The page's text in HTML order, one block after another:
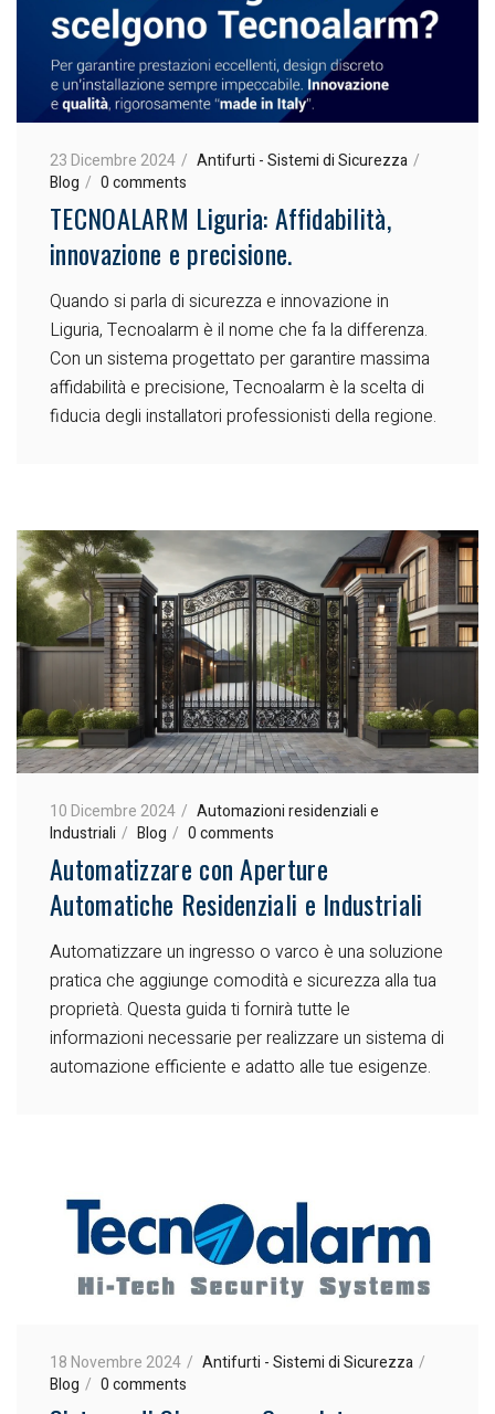
23 Dicembre 2024
Antifurti - Sistemi di Sicurezza
Blog
0 comments
TECNOALARM Liguria: Affidabilità,
innovazione e precisione.
Quando si parla di sicurezza e innovazione in
Liguria, Tecnoalarm è il nome che fa la differenza.
Con un sistema progettato per garantire massima
affidabilità e precisione, Tecnoalarm è la scelta di
fiducia degli installatori professionisti della regione.
10 Dicembre 2024
Automazioni residenziali e
Industriali
Blog 0 comments
Automatizzare con Aperture
Automatiche Residenziali e Industriali
Automatizzare un ingresso o varco è una soluzione
pratica che aggiunge comodità e sicurezza alla tua
proprietà. Questa guida ti fornirà tutte le
informazioni necessarie per realizzare un sistema di
automazione efficiente e adatto alle tue esigenze.
18 Novembre 2024
Antifurti - Sistemi di Sicurezza
Blog
0 comments